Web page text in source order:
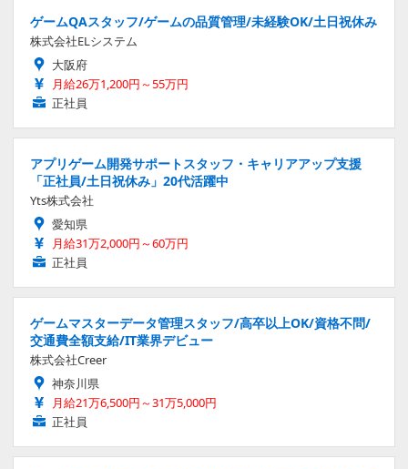
ゲームQAスタッフ/ゲームの品質管理/未経験OK/土日祝休み
株式会社ELシステム
大阪府
月給26万1,200円～55万円
正社員
アプリゲーム開発サポートスタッフ・キャリアアップ支援
「正社員/土日祝休み」20代活躍中
Yts株式会社
愛知県
月給31万2,000円～60万円
正社員
ゲームマスターデータ管理スタッフ/高卒以上OK/資格不問/
交通費全額支給/IT業界デビュー
株式会社Creer
神奈川県
月給21万6,500円～31万5,000円
正社員